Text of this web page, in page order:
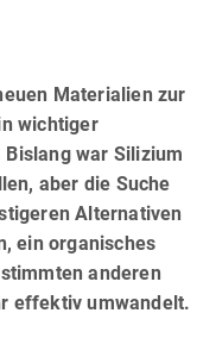
Materialien zur
wichtiger
war Silizium
aber die Suche
Alternativen
ein organisches
anderen
effektiv umwandelt.